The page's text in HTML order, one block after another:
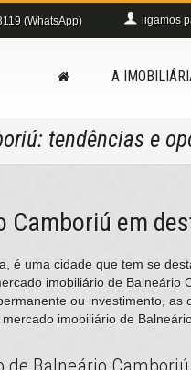
(WhatsApp) ligamos
A
tendências e
Camboriú em
é uma cidade que tem se
imobiliário de Balneário
ou investimento,
imobiliário de